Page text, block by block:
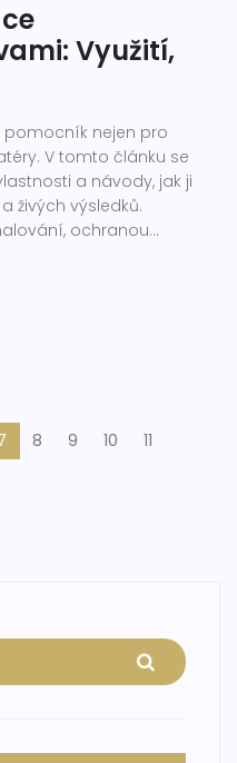
Využití,
pomocník nejen pro
V tomto článku se
a návody, jak ji
živých výsledků.
ochranou
ponor do světa
8 9 10 11